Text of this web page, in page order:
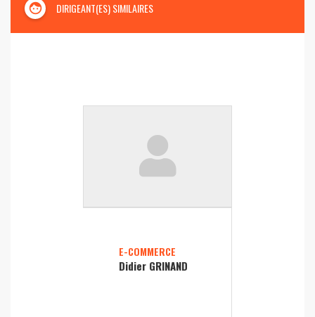
face DIRIGEANT(ES) SIMILAIRES
E-COMMERCE
Didier GRINAND